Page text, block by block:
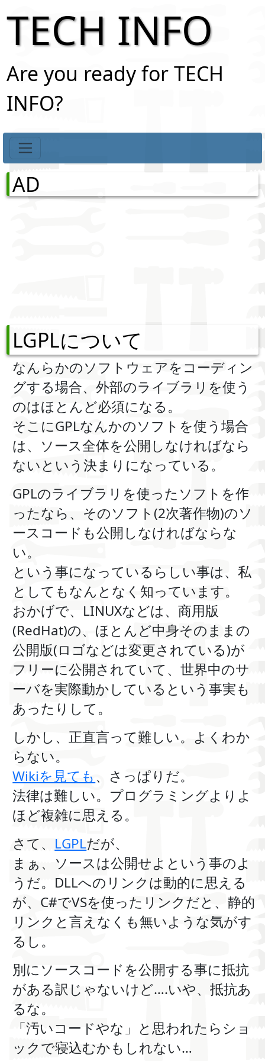
TECH INFO
Are you ready for TECH
INFO?
AD
LGPLについて
なんらかのソフトウェアをコーディン
グする場合、外部のライブラリを使う
のはほとんど必須になる。
そこにGPLなんかのソフトを使う場合
は、ソース全体を公開しなければなら
ないという決まりになっている。
GPLのライブラリを使ったソフトを作
ったなら、そのソフト(2次著作物)のソ
ースコードも公開しなければならな
い。
という事になっているらしい事は、私
としてもなんとなく知っています。
おかげで、LINUXなどは、商用版
(RedHat)の、ほとんど中身そのままの
公開版(ロゴなどは変更されている)が
フリーに公開されていて、世界中のサ
ーバを実際動かしているという事実も
あったりして。
しかし、正直言って難しい。よくわか
らない。
Wikiを見ても、さっぱりだ。
法律は難しい。プログラミングよりよ
ほど複雑に思える。
さて、 LGPLだが、
まぁ、ソースは公開せよという事のよ
うだ。DLLへのリンクは動的に思える
が、C#でVSを使ったリンクだと、静的
リンクと言えなくも無いような気がす
るし。
別にソースコードを公開する事に抵抗
がある訳じゃないけど….いや、抵抗あ
るな。
「汚いコードやな」と思われたらショ
ックで寝込むかもしれない…